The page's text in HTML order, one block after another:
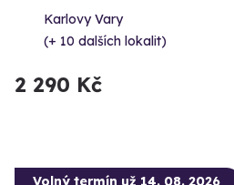
Karlovy Vary
(+ 10 dalších lokalit)
2 290 Kč
Volný termín už 14. 08. 2026